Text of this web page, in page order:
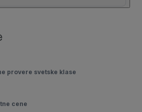
provere svetske klase
cene